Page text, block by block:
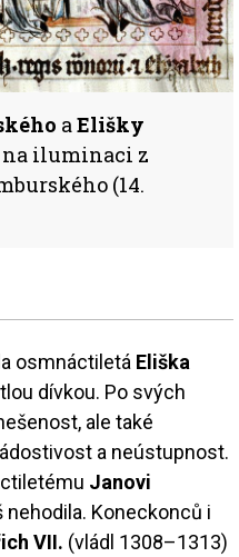
aElišky
na iluminaci z
(14.
osmnáctiletá Eliška
dívkou. Po svých
ale také
a neústupnost.
Janovi
nehodila. Koneckonců i
VII. (vládl 1308–1313)